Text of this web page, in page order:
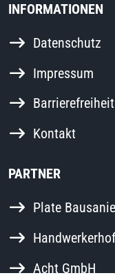
INFORMATIONEN
Datenschutz
Impressum
Barrierefreiheit
Kontakt
PARTNER
Plate
Acht GmbH